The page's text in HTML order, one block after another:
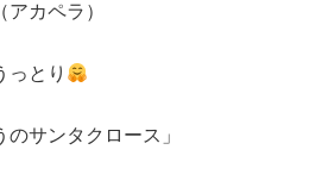
カペラ）
っとり
サンタクロース」